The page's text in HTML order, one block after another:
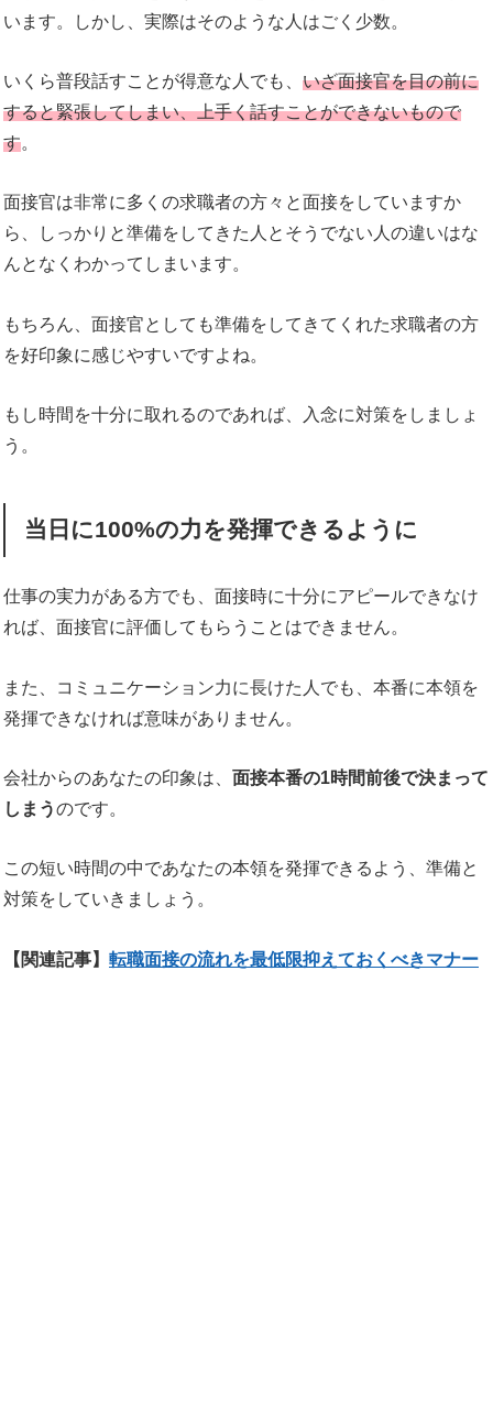
います。しかし、実際はそのような人はごく少数。
いくら普段話すことが得意な人でも、 いざ面接官を目の前に
すると緊張してしまい、上手く話すことができないもので
す。
面接官は非常に多くの求職者の方々と面接をしていますか
ら、しっかりと準備をしてきた人とそうでない人の違いはな
んとなくわかってしまいます。
もちろん、面接官としても準備をしてきてくれた求職者の方
を好印象に感じやすいですよね。
もし時間を十分に取れるのであれば、入念に対策をしましょ
う。
当日に100%の力を発揮できるように
仕事の実力がある方でも、面接時に十分にアピールできなけ
れば、面接官に評価してもらうことはできません。
また、コミュニケーション力に長けた人でも、本番に本領を
発揮できなければ意味がありません。
会社からのあなたの印象は、 面接本番の1時間前後で決まって
しまうのです。
この短い時間の中であなたの本領を発揮できるよう、準備と
対策をしていきましょう。
【関連記事】 転職面接の流れを最低限抑えておくべきマナー